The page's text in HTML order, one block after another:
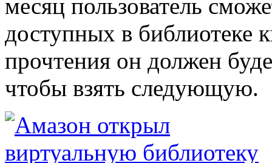
месяц пользователь
доступных в библиотеке
прочтения он должен
чтобы взять следующую.